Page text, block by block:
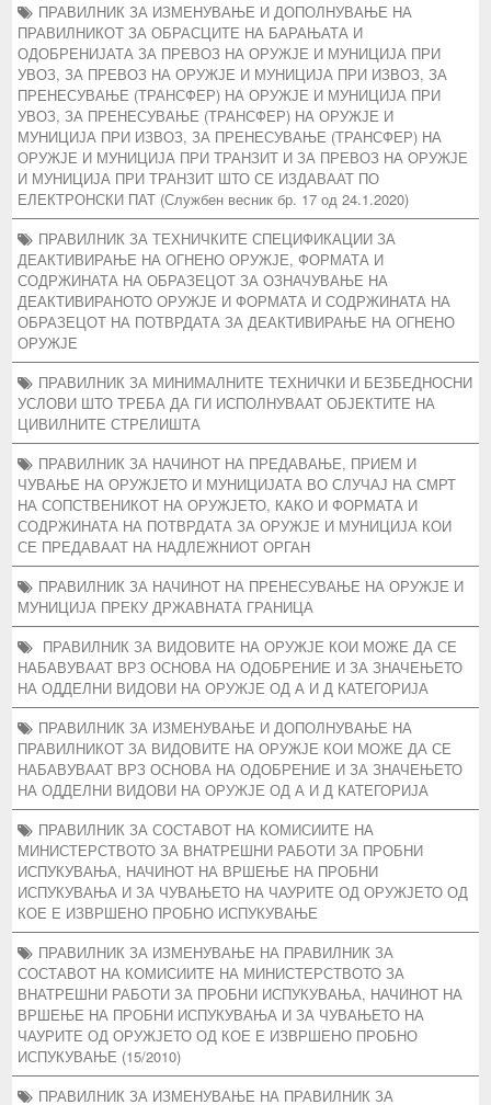
ПРАВИЛНИК ЗА ИЗМЕНУВАЊЕ И ДОПОЛНУВАЊЕ НА
ПРАВИЛНИКОТ ЗА ОБРАСЦИТЕ НА БАРАЊАТА И
ОДОБРЕНИЈАТА ЗА ПРЕВОЗ НА ОРУЖЈЕ И МУНИЦИЈА ПРИ
УВОЗ, ЗА ПРЕВОЗ НА ОРУЖЈЕ И МУНИЦИЈА ПРИ ИЗВОЗ, ЗА
ПРЕНЕСУВАЊЕ (ТРАНСФЕР) НА ОРУЖЈЕ И МУНИЦИЈА ПРИ
УВОЗ, ЗА ПРЕНЕСУВАЊЕ (ТРАНСФЕР) НА ОРУЖЈЕ И
МУНИЦИЈА ПРИ ИЗВОЗ, ЗА ПРЕНЕСУВАЊЕ (ТРАНСФЕР) НА
ОРУЖЈЕ И МУНИЦИЈА ПРИ ТРАНЗИТ И ЗА ПРЕВОЗ НА ОРУЖЈЕ
И МУНИЦИЈА ПРИ ТРАНЗИТ ШТО СЕ ИЗДАВААТ ПО
ЕЛЕКТРОНСКИ ПАТ (Службен весник бр. 17 од 24.1.2020)
ПРАВИЛНИК ЗА ТЕХНИЧКИТЕ СПЕЦИФИКАЦИИ ЗА
ДЕАКТИВИРАЊЕ НА ОГНЕНО ОРУЖЈЕ, ФОРМАТА И
СОДРЖИНАТА НА ОБРАЗЕЦОТ ЗА ОЗНАЧУВАЊЕ НА
ДЕАКТИВИРАНОТО ОРУЖЈЕ И ФОРМАТА И СОДРЖИНАТА НА
ОБРАЗЕЦОТ НА ПОТВРДАТА ЗА ДЕАКТИВИРАЊЕ НА ОГНЕНО
ОРУЖЈЕ
ПРАВИЛНИК ЗА МИНИМАЛНИТЕ ТЕХНИЧКИ И БЕЗБЕДНОСНИ
УСЛОВИ ШТО ТРЕБА ДА ГИ ИСПОЛНУВААТ ОБЈЕКТИТЕ НА
ЦИВИЛНИТЕ СТРЕЛИШТА
ПРАВИЛНИК ЗА НАЧИНОТ НА ПРЕДАВАЊЕ, ПРИЕМ И
ЧУВАЊЕ НА ОРУЖЈЕТО И МУНИЦИЈАТА ВО СЛУЧАЈ НА СМРТ
НА СОПСТВЕНИКОТ НА ОРУЖЈЕТО, КАКО И ФОРМАТА И
СОДРЖИНАТА НА ПОТВРДАТА ЗА ОРУЖЈЕ И МУНИЦИЈА КОИ
СЕ ПРЕДАВААТ НА НАДЛЕЖНИОТ ОРГАН
ПРАВИЛНИК ЗА НАЧИНОТ НА ПРЕНЕСУВАЊЕ НА ОРУЖЈЕ И
МУНИЦИЈА ПРЕКУ ДРЖАВНАТА ГРАНИЦА
ПРАВИЛНИК ЗА ВИДОВИТЕ НА ОРУЖЈЕ КОИ МОЖЕ ДА СЕ
НАБАВУВААТ ВРЗ ОСНОВА НА ОДОБРЕНИЕ И ЗА ЗНАЧЕЊЕТО
НА ОДДЕЛНИ ВИДОВИ НА ОРУЖЈЕ ОД А И Д КАТЕГОРИЈА
ПРАВИЛНИК ЗА ИЗМЕНУВАЊЕ И ДОПОЛНУВАЊЕ НА
ПРАВИЛНИКОТ ЗА ВИДОВИТЕ НА ОРУЖЈЕ КОИ МОЖЕ ДА СЕ
НАБАВУВААТ ВРЗ ОСНОВА НА ОДОБРЕНИЕ И ЗА ЗНАЧЕЊЕТО
НА ОДДЕЛНИ ВИДОВИ НА ОРУЖЈЕ ОД А И Д КАТЕГОРИЈА
ПРАВИЛНИК ЗА СОСТАВОТ НА КОМИСИИТЕ НА
МИНИСТЕРСТВОТО ЗА ВНАТРЕШНИ РАБОТИ ЗА ПРОБНИ
ИСПУКУВАЊА, НАЧИНОТ НА ВРШЕЊЕ НА ПРОБНИ
ИСПУКУВАЊА И ЗА ЧУВАЊЕТО НА ЧАУРИТЕ ОД ОРУЖЈЕТО ОД
КОЕ Е ИЗВРШЕНО ПРОБНО ИСПУКУВАЊЕ
ПРАВИЛНИК ЗА ИЗМЕНУВАЊЕ НА ПРАВИЛНИК ЗА
СОСТАВОТ НА КОМИСИИТЕ НА МИНИСТЕРСТВОТО ЗА
ВНАТРЕШНИ РАБОТИ ЗА ПРОБНИ ИСПУКУВАЊА, НАЧИНОТ НА
ВРШЕЊЕ НА ПРОБНИ ИСПУКУВАЊА И ЗА ЧУВАЊЕТО НА
ЧАУРИТЕ ОД ОРУЖЈЕТО ОД КОЕ Е ИЗВРШЕНО ПРОБНО
ИСПУКУВАЊЕ (15/2010)
ПРАВИЛНИК ЗА ИЗМЕНУВАЊЕ НА ПРАВИЛНИК ЗА